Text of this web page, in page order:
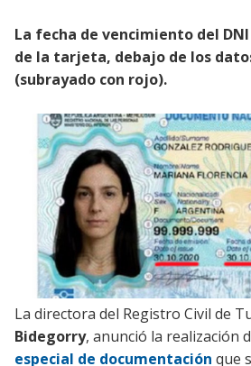
La fecha de vencimiento del
de la tarjeta, debajo de los
(subrayado con rojo).
La directora del Registro Civil de
Bidegorry, anunció la realización
especial de documentación que